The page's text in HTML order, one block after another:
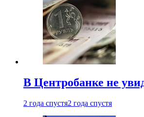
В Центробанке не
2 года спустя2 года спустя